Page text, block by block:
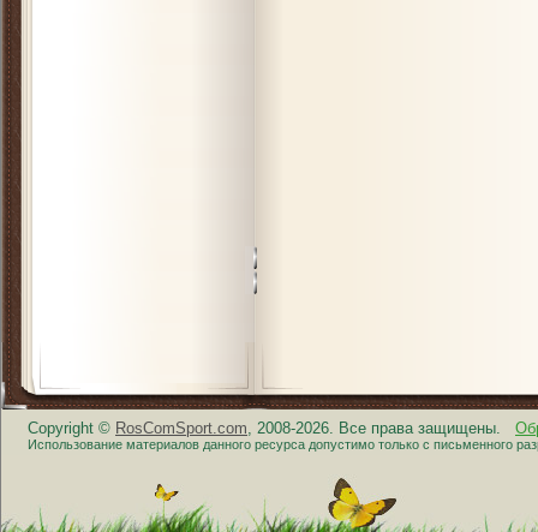
Copyright © RosComSport.com, 2008-2026. Все права защищены.
Использование материалов данного ресурса допустимо только с письменного